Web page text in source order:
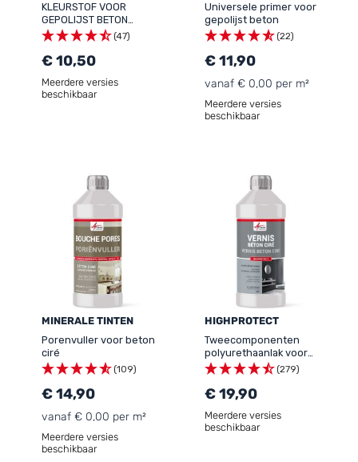
KLEURSTOF VOOR
GEPOLIJST BETON
MINERAL EFFECT - 155
(47)
€ 10,50
Meerdere versies
beschikbaar
Universele primer voor
gepolijst beton
(22)
€ 11,90
vanaf € 0,00 per m²
Meerdere versies
beschikbaar
MINERALE TINTEN
Porenvuller voor beton
ciré
(109)
€ 14,90
vanaf € 0,00 per m²
Meerdere versies
beschikbaar
HIGHPROTECT
Tweecomponenten
polyurethaanlak voor
gepolijst beton buiten
HOGE WEERSTAND -
HIGHPROTECT
(279)
€ 19,90
Meerdere versies
beschikbaar